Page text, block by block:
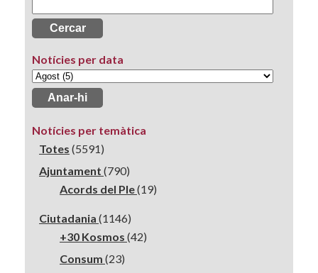
Notícies per data
Notícies per temàtica
Totes (5591)
Ajuntament (790)
Acords del Ple(19)
Ciutadania (1146)
+30 Kosmos (42)
Consum (23)